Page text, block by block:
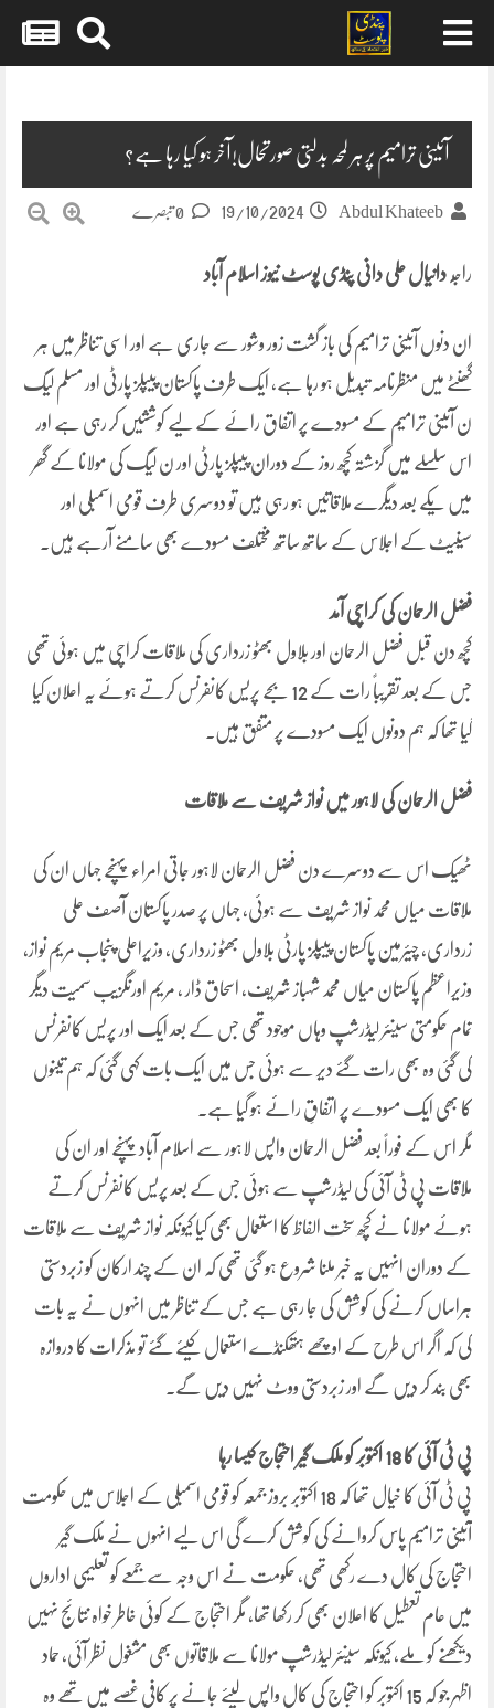
آئینی ترامیم پر ہر لمحہ بدلتی صورتحال!آخر ہو کیا رہا ہے؟
Abdul Khateeb
19/10/2024
راجہ دانیال علی دانی پنڈی پوسٹ نیوز اسلام آباد
ان دنوں آئینی ترامیم کی باز گشت زور وشور سے جاری ہے اور اسی تناظر میں ہر
گھنٹے میں منظرنامہ تبدیل ہو رہا ہے، ایک طرف پاکستان پیپلز پارٹی اور مسلم لیگ
ن آئینی ترامیم کے مسودے پر اتفاق رائے کے لیے کوششیں کر رہی ہے اور
اس سلسلے میں گزشتہ کچھ روز کے دوران پیپلز پارٹی اور ن لیگ کی مولانا کے گھر
میں یکے بعد دیگرے ملاقاتیں ہو رہی ہیں تو دوسری طرف قومی اسمبلی اور
سینیٹ کے اجلاس کے ساتھ ساتھ مختلف مسودے بھی سامنے آرہے ہیں۔
فضل الرحمان کی کراچی آمد
کچھ دن قبل فضل الرحمان اور بلاول بھٹو زرداری کی ملاقات کراچی میں ہوئی تھی
جس کے بعد تقریباً رات کے 12 بجے پریس کانفرنس کرتے ہوئے یہ اعلان کیا
گیا تھا کہ ہم دونوں ایک مسودے پر متفق ہیں۔
فضل الرحمان کی لاہور میں نواز شریف سے ملاقات
ٹھیک اس سے دوسرے دن فضل الرحمان لاہور جاتی امراء پہنچے جہاں ان کی
ملاقات میاں محمد نواز شریف سے ہوئی، جہاں پر صدر پاکستان آصف علی
زرداری، چیئرمین پاکستان پیپلز پارٹی بلاول بھٹو زرداری، وزیراعلی پنجاب مریم نواز،
وزیراعظم پاکستان میاں محمد شہباز شریف، اسحاق ڈار ، مریم اورنگزیب سمیت دیگر
تمام حکومتی سینئر لیڈرشپ وہاں موجود تھی جس کے بعد ایک اور پریس کانفرنس
کی گئی وہ بھی رات گئے دیر سے ہوئی جس میں ایک بات کہی گئی کہ ہم تینوں
کا بھی ایک مسودے پر اتفاقِ رائے ہو گیا ہے۔
مگر اس کے فوراً بعد فضل الرحمان واپس لاہور سے اسلام آباد پہنچے اور ان کی
ملاقات پی ٹی آئی کی لیڈرشپ سے ہوئی جس کے بعد پریس کانفرنس کرتے
ہوئے مولانا نے کچھ سخت الفاظ کا استعمال بھی کیا کیونکہ نواز شریف سے ملاقات
کے دوران انہیں یہ خبر ملنا شروع ہو گئی تھی کہ ان کے چند ارکان کو زبردستی
ہراساں کرنے کی کوشش کی جا رہی ہے جس کے تناظر میں انہوں نے یہ بات
کی کہ اگر اس طرح کے اوچھے ہتھکنڈے استعمال کیئے گئے تو مذکرات کا دروازہ
بھی بند کر دیں گے اور زبردستی ووٹ نہیں دیں گے۔
پی ٹی آئی کا 18 اکتوبر کو ملک گیر احتجاج کیسا رہا
پی ٹی آئی کا خیال تھا کہ 18 اکتوبر بروز جمعہ کو قومی اسمبلی کے اجلاس میں حکومت
آئینی ترامیم پاس کروانے کی کوشش کرے گی اس لیے انہوں نے ملک گیر
احتجاج کی کال دے رکھی تھی، حکومت نے اس وجہ سے جمعے کو تعلیمی اداروں
میں عام تعطیل کا اعلان بھی کر رکھا تھا، مگر احتجاج کے کوئی خاطر خواہ نتائج نہیں
دیکھنے کو ملے، کیونکہ سینئر لیڈرشپ مولانا سے ملاقاتوں بھی مشغول نظر آئی، حماد
اظہر جو کہ 15 اکتوبر کو احتجاج کی کال واپس لیئے جانے پر کافی غصے میں تھے وہ